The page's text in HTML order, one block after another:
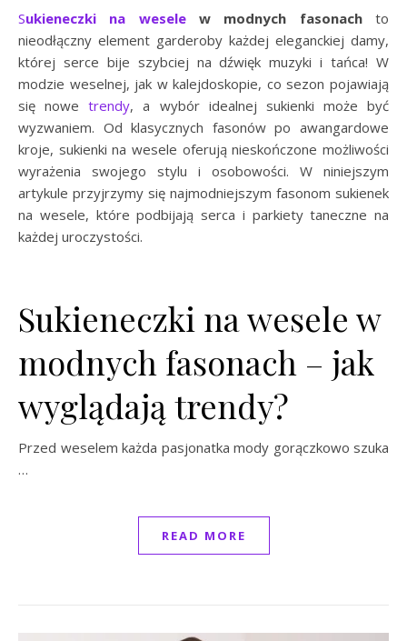
Sukieneczki na weselew modnych fasonachto
nieodłączny element garderoby każdej eleganckiej damy,
której serce bije szybciej na dźwięk muzyki i tańca! W
modzie weselnej, jak w kalejdoskopie, co sezon pojawiają
się nowetrendy, a wybór idealnej sukienki może być
wyzwaniem. Od klasycznych fasonów po awangardowe
kroje, sukienki na wesele oferują nieskończone możliwości
wyrażenia swojego stylu i osobowości. W niniejszym
artykule przyjrzymy się najmodniejszym fasonom sukienek
na wesele, które podbijają serca i parkiety taneczne na
każdej uroczystości.
Sukieneczki na wesele w
modnych fasonach – jak
wyglądają trendy?
Przed weselem każda pasjonatka mody gorączkowo szuka
…
READ MORE